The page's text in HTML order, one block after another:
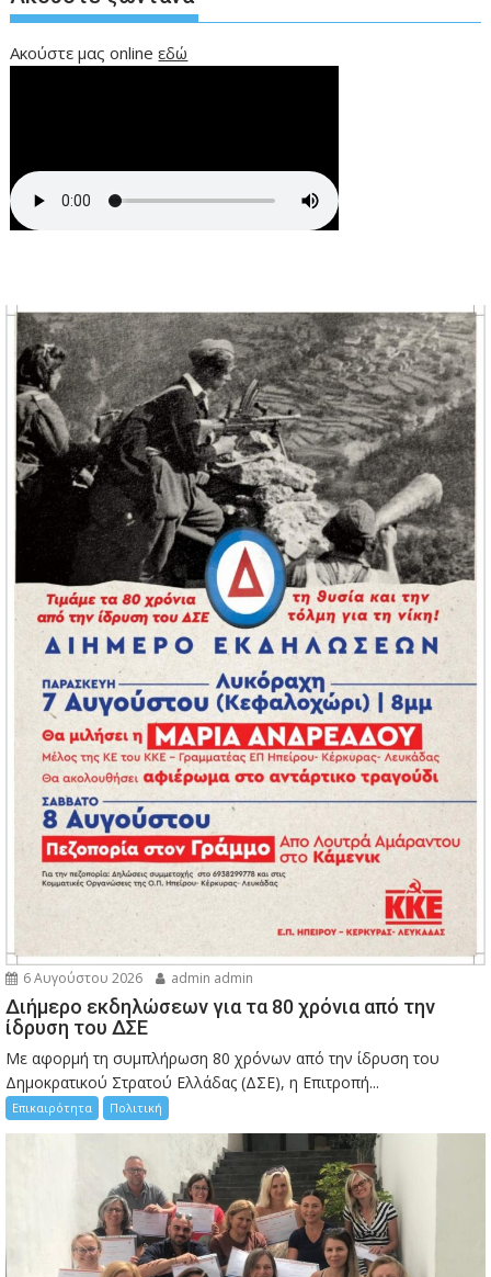
Ακούστε μας onlineεδώ
6 Αυγούστου 2026 admin admin
Διήμερο εκδηλώσεων για τα 80 χρόνια από την
ίδρυση του ΔΣΕ
Με αφορμή τη συμπλήρωση 80 χρόνων από την ίδρυση του
Δημοκρατικού Στρατού Ελλάδας (ΔΣΕ), η Επιτροπή...
Επικαιρότητα Πολιτική